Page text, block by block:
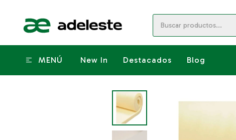
MENÚ New In Destacados Blog